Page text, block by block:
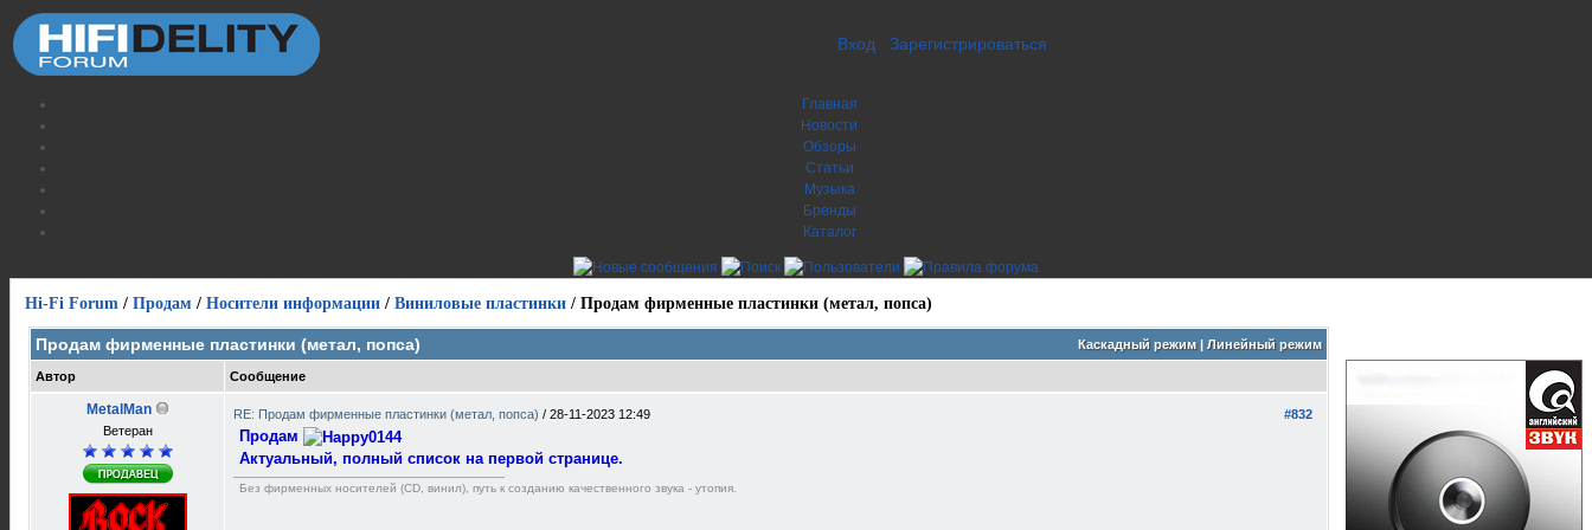
Вход Зарегистрироваться
Главная
Новости
Обзоры
Статьи
Музыка
Бренды
Каталог
Hi-Fi Forum / Продам / Носители информации / Виниловые пластинки / Продам фирменные пластинки (метал, попса)
Каскадный режим| Линейный режим
Продам фирменные пластинки (метал, попса)
Автор Сообщение
MetalMan
Ветеран
#832
RE: Продам фирменные пластинки (метал, попса) / 28-11-2023 12:49
Продам
Актуальный, полный список на первой странице.
Без фирменных носителей (CD, винил), путь к созданию качественного звука - утопия.